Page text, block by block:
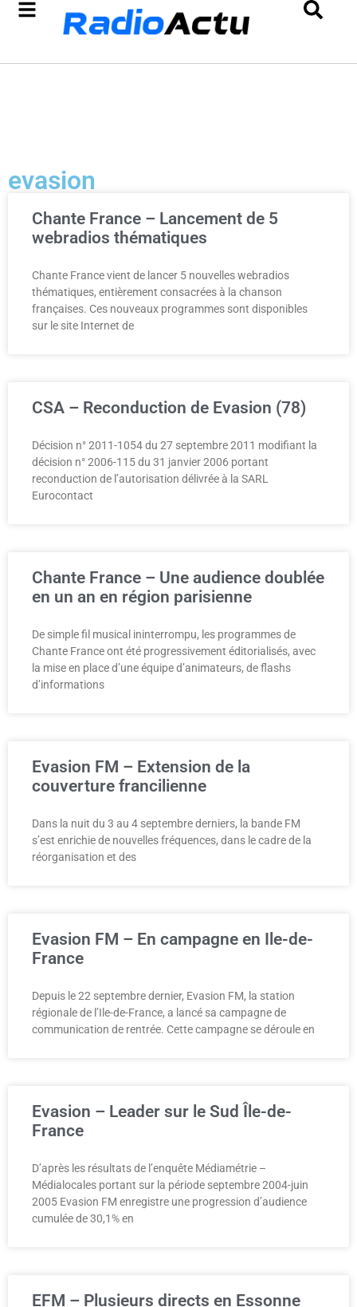
evasion
Chante France – Lancement de 5
webradios thématiques
Chante France vient de lancer 5 nouvelles webradios
thématiques, entièrement consacrées à la chanson
françaises. Ces nouveaux programmes sont disponibles
sur le site Internet de
CSA – Reconduction de Evasion (78)
Décision n° 2011-1054 du 27 septembre 2011 modifiant la
décision n° 2006-115 du 31 janvier 2006 portant
reconduction de l’autorisation délivrée à la SARL
Eurocontact
Chante France – Une audience doublée
en un an en région parisienne
De simple fil musical ininterrompu, les programmes de
Chante France ont été progressivement éditorialisés, avec
la mise en place d’une équipe d’animateurs, de flashs
d’informations
Evasion FM – Extension de la
couverture francilienne
Dans la nuit du 3 au 4 septembre derniers, la bande FM
s’est enrichie de nouvelles fréquences, dans le cadre de la
réorganisation et des
Evasion FM – En campagne en Ile-de-
France
Depuis le 22 septembre dernier, Evasion FM, la station
régionale de l’Ile-de-France, a lancé sa campagne de
communication de rentrée. Cette campagne se déroule en
Evasion – Leader sur le Sud Île-de-
France
D’après les résultats de l’enquête Médiamétrie –
Médialocales portant sur la période septembre 2004-juin
2005 Evasion FM enregistre une progression d’audience
cumulée de 30,1% en
EFM – Plusieurs directs en Essonne